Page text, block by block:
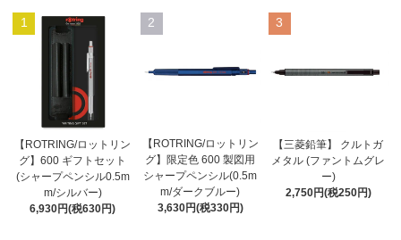
1
【ROTRING/ロットリン
グ】600 ギフトセット
(シャープペンシル0.5m
m/シルバー)
6,930円(税630円)
2
【ROTRING/ロットリン
グ】限定色 600 製図用
シャープペンシル(0.5m
m/ダークブルー)
3,630円(税330円)
3
【三菱鉛筆】 クルトガ
メタル (ファントムグレ
ー)
2,750円(税250円)